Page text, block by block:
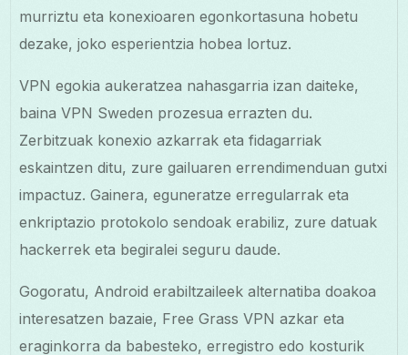
murriztu eta konexioaren egonkortasuna hobetu
dezake, joko esperientzia hobea lortuz.
VPN egokia aukeratzea nahasgarria izan daiteke,
baina VPN Sweden prozesua errazten du.
Zerbitzuak konexio azkarrak eta fidagarriak
eskaintzen ditu, zure gailuaren errendimenduan gutxi
impactuz. Gainera, eguneratze erregularrak eta
enkriptazio protokolo sendoak erabiliz, zure datuak
hackerrek eta begiralei seguru daude.
Gogoratu, Android erabiltzaileek alternatiba doakoa
interesatzen bazaie, Free Grass VPN azkar eta
eraginkorra da babesteko, erregistro edo kosturik